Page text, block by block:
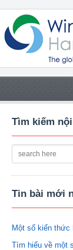
Tìm kiếm
Tin bài mới
Một số kiến
Tìm hiểu về một